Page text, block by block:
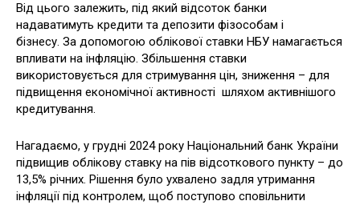
Від цього залежить, під який відсоток банки
надаватимуть кредити та депозити фізособам і
бізнесу. За допомогою облікової ставки НБУ намагається
впливати на інфляцію. Збільшення ставки
використовується для стримування цін, зниження – для
підвищення економічної активності шляхом активнішого
кредитування.
Нагадаємо, у грудні 2024 року Національний банк України
підвищив облікову ставку на пів відсоткового пункту – до
13,5% річних. Рішення було ухвалено задля утримання
інфляції під контролем, щоб поступово сповільнити